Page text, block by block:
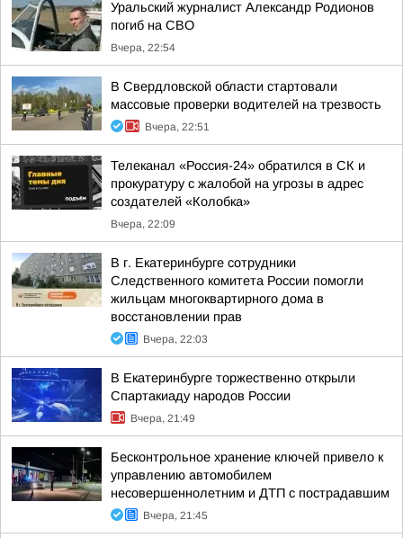
Уральский журналист Александр Родионов
погиб на СВО
Вчера, 22:54
В Свердловской области стартовали
массовые проверки водителей на трезвость
Вчера, 22:51
Телеканал «Россия-24» обратился в СК и
прокуратуру с жалобой на угрозы в адрес
создателей «Колобка»
Вчера, 22:09
В г. Екатеринбурге сотрудники
Следственного комитета России помогли
жильцам многоквартирного дома в
восстановлении прав
Вчера, 22:03
В Екатеринбурге торжественно открыли
Спартакиаду народов России
Вчера, 21:49
Бесконтрольное хранение ключей привело к
управлению автомобилем
несовершеннолетним и ДТП с пострадавшим
Вчера, 21:45